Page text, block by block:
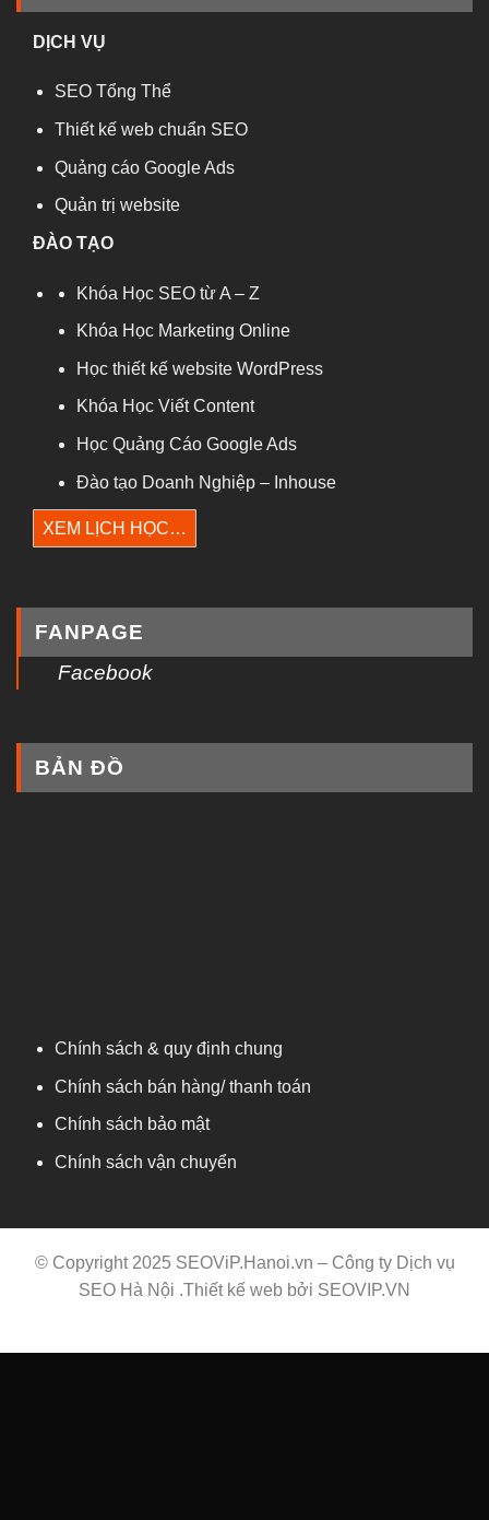
DỊCH VỤ
SEO Tổng Thể
Thiết kế web chuẩn SEO
Quảng cáo Google Ads
Quản trị website
ĐÀO TẠO
Khóa Học SEO từ A – Z
Khóa Học Marketing Online
Học thiết kế website WordPress
Khóa Học Viết Content
Học Quảng Cáo Google Ads
Đào tạo Doanh Nghiệp – Inhouse
XEM LỊCH HỌC…
FANPAGE
Facebook
BẢN ĐỒ
Chính sách & quy định chung
Chính sách bán hàng/ thanh toán
Chính sách bảo mật
Chính sách vận chuyển
© Copyright 2025 SEOViP.Hanoi.vn – Công ty Dịch vụ
SEO Hà Nội .Thiết kế web bởi SEOVIP.VN